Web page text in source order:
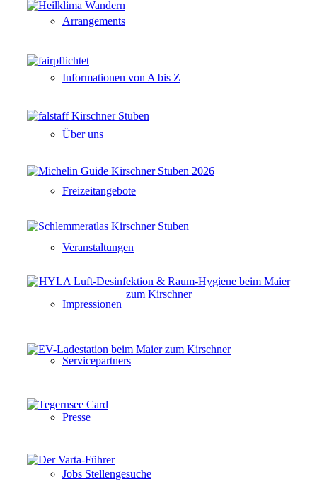
Arrangements
Informationen von A bis Z
Über uns
Freizeitangebote
Veranstaltungen
Impressionen
Servicepartners
Presse
Jobs Stellengesuche